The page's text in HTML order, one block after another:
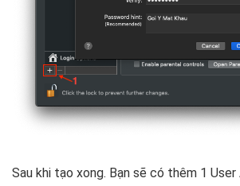
Sau khi tạo xong. Bạn sẽ có thêm 1